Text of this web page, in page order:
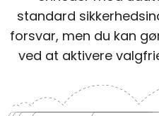
standard
forsvar, men du kan
ved at aktivere
Uden tilsyn
Active Directory
MSI Konfiguration